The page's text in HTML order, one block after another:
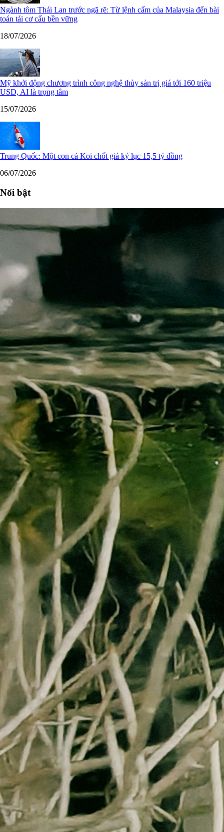
Ngành tôm Thái Lan trước ngã rẽ: Từ lệnh cấm của Malaysia đến bài
toán tái cơ cấu bền vững
18/07/2026
Mỹ khởi động chương trình công nghệ thủy sản trị giá tới 160 triệu
USD, AI là trọng tâm
15/07/2026
Trung Quốc: Một con cá Koi chốt giá kỷ lục 15,5 tỷ đồng
06/07/2026
Nổi bật